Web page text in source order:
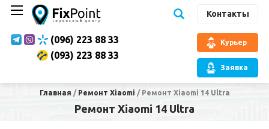
Контакты
(096) 223 88 33
(093) 223 88 33
Курьер
Заявка
Главная / Ремонт Xiaomi / Ремонт Xiaomi 14 Ultra
Ремонт Xiaomi 14 Ultra